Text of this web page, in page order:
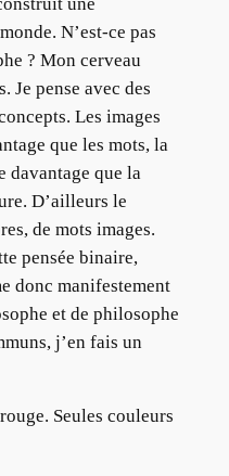
N’est-ce pas
? Mon cerveau
Je pense avec des
Les images
que les mots, la
davantage que la
D’ailleurs le
de mots images.
pensée binaire,
donc manifestement
et de philosophe
j’en fais un
Seules couleurs